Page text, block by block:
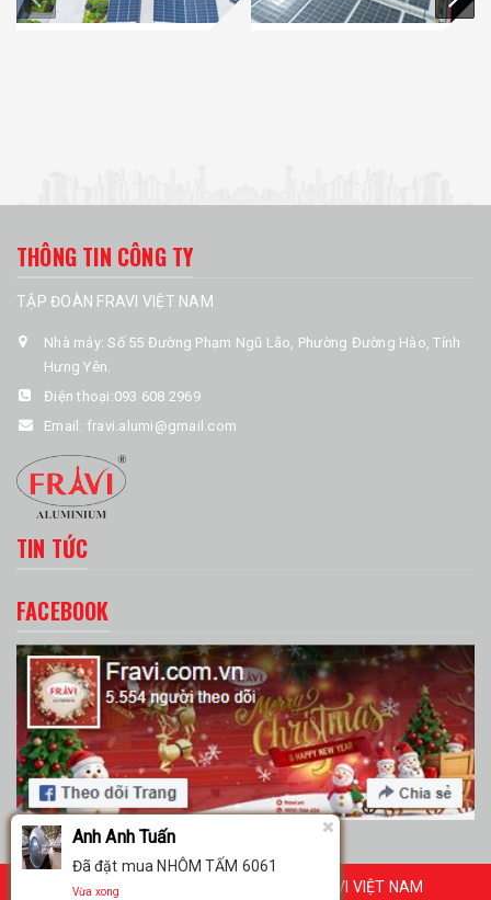
THÔNG TIN CÔNG TY
TẬP ĐOÀN FRAVI VIỆT NAM
Nhà máy: Số 55 Đường Phạm Ngũ Lão, Phường Đường Hào, Tỉnh
Hưng Yên.
Điện thoại:093 608 2969
Email: fravi.alumi@gmail.com
TIN TỨC
FACEBOOK
© Bản quyền thuộc về TẬP ĐOÀN FRAVI VIỆT NAM
Anh Anh Tuấn
Đã đặt mua NHÔM TẤM 6061
Vừa xong